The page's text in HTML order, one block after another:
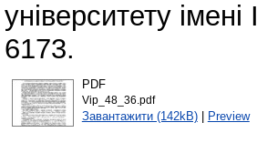
університету
6173.
PDF
Vip_48_36.pdf
Завантажити (142kB)| Preview